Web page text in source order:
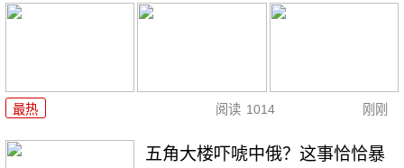
最热 阅读 1014 刚刚
五角大楼吓唬中俄？这事恰恰暴